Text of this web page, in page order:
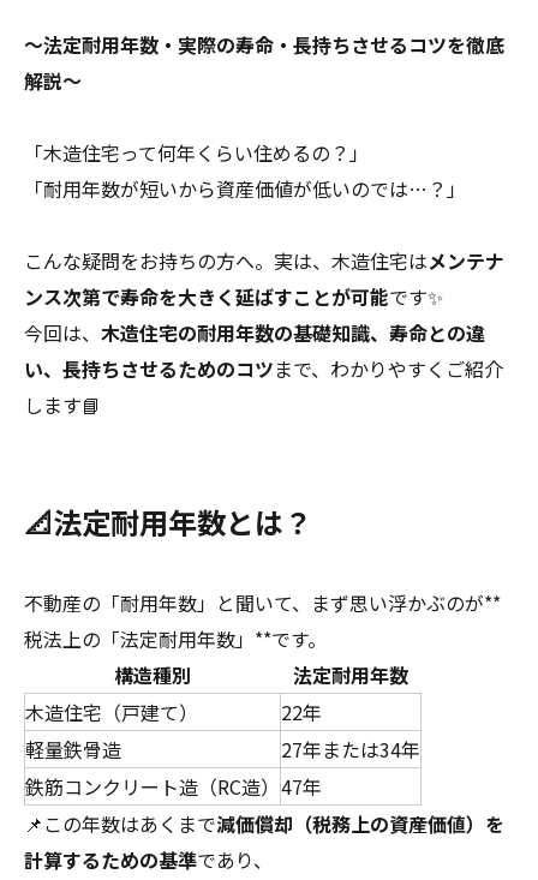
～法定耐用年数・実際の寿命・長持ちさせるコツを徹底
解説～
「木造住宅って何年くらい住めるの？」
「耐用年数が短いから資産価値が低いのでは…？」
こんな疑問をお持ちの方へ。実は、木造住宅はメンテナ
ンス次第で寿命を大きく延ばすことが可能です✨
今回は、 木造住宅の耐用年数の基礎知識、寿命との違
い、長持ちさせるためのコツまで、わかりやすくご紹介
します📘
📐法定耐用年数とは？
不動産の「耐用年数」と聞いて、まず思い浮かぶのが**
税法上の「法定耐用年数」**です。
構造種別
法定耐用年数
木造住宅（戸建て）
22年
軽量鉄骨造
27年または34年
鉄筋コンクリート造（RC造） 47年
📌この年数はあくまで減価償却（税務上の資産価値）を
計算するための基準であり、